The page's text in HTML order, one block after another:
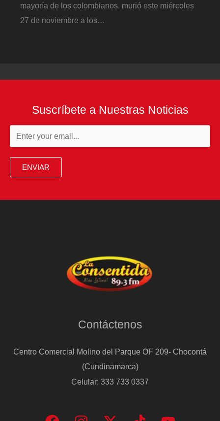
mayoría de los colombianos, murió este miércoles
27 de noviembre a los…
Suscríbete a Nuestras Noticias
ENVIAR
Contáctenos
Centro Comercial Molino del Parque OF 209- Chocontá
(Cundinamarca)
Celular: 333 733 0337